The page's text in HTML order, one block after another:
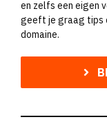
en zelfs een eigen
geeft je graag tips
domaine.